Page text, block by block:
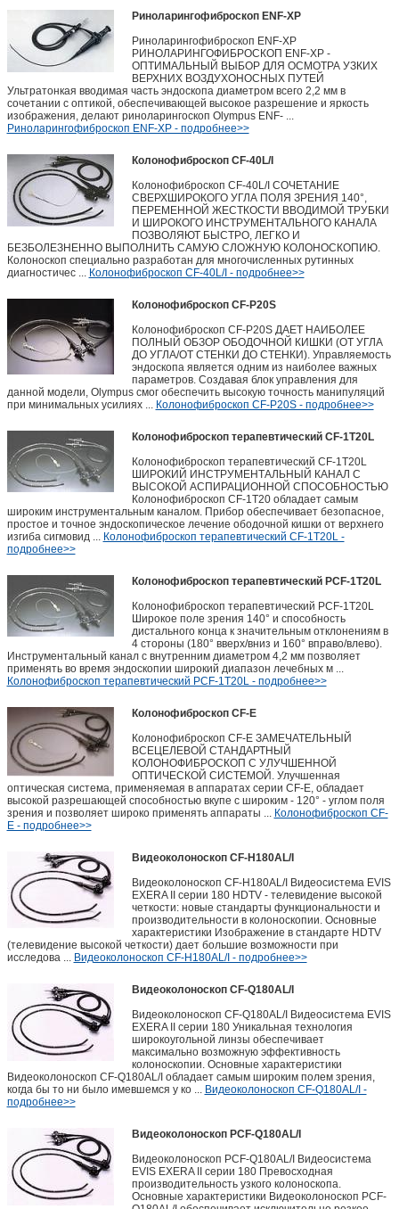
Риноларингофиброскоп ENF-XP
Риноларингофиброскоп ENF-XP
РИНОЛАРИНГОФИБРОСКОП ENF-XP -
ОПТИМАЛЬНЫЙ ВЫБОР ДЛЯ ОСМОТРА УЗКИХ
ВЕРХНИХ ВОЗДУХОНОСНЫХ ПУТЕЙ
Ультратонкая вводимая часть эндоскопа диаметром всего 2,2 мм в
сочетании с оптикой, обеспечивающей высокое разрешение и яркость
изображения, делают риноларингоскоп Olympus ENF- ...
Риноларингофиброскоп ENF-XP - подробнее>>
Колонофиброскоп CF-40L/I
Колонофиброскоп CF-40L/I СОЧЕТАНИЕ
СВЕРХШИРОКОГО УГЛА ПОЛЯ ЗРЕНИЯ 140°,
ПЕРЕМЕННОЙ ЖЕСТКОСТИ ВВОДИМОЙ ТРУБКИ
И ШИРОКОГО ИНСТРУМЕНТАЛЬНОГО КАНАЛА
ПОЗВОЛЯЮТ БЫСТРО, ЛЕГКО И
БЕЗБОЛЕЗНЕННО ВЫПОЛНИТЬ САМУЮ СЛОЖНУЮ КОЛОНОСКОПИЮ.
Колоноскоп специально разработан для многочисленных рутинных
диагностичес ... Колонофиброскоп CF-40L/I - подробнее>>
Колонофиброскоп CF-P20S
Колонофиброскоп CF-P20S ДАЕТ НАИБОЛЕЕ
ПОЛНЫЙ ОБЗОР ОБОДОЧНОЙ КИШКИ (ОТ УГЛА
ДО УГЛА/ОТ СТЕНКИ ДО СТЕНКИ). Управляемость
эндоскопа является одним из наиболее важных
параметров. Создавая блок управления для
данной модели, Olympus смог обеспечить высокую точность манипуляций
при минимальных усилиях ... Колонофиброскоп CF-P20S - подробнее>>
Колонофиброскоп терапевтический CF-1T20L
Колонофиброскоп терапевтический CF-1T20L
ШИРОКИЙ ИНСТРУМЕНТАЛЬНЫЙ КАНАЛ С
ВЫСОКОЙ АСПИРАЦИОННОЙ СПОСОБНОСТЬЮ
Колонофиброскоп CF-1Т20 обладает самым
широким инструментальным каналом. Прибор обеспечивает безопасное,
простое и точное эндоскопическое лечение ободочной кишки от верхнего
изгиба сигмовид ... Колонофиброскоп терапевтический CF-1T20L -
подробнее>>
Колонофиброскоп терапевтический PCF-1T20L
Колонофиброскоп терапевтический PCF-1T20L
Широкое поле зрения 140° и способность
дистального конца к значительным отклонениям в
4 стороны (180° вверх/вниз и 160° вправо/влево).
Инструментальный канал с внутренним диаметром 4,2 мм позволяет
применять во время эндоскопии широкий диапазон лечебных м ...
Колонофиброскоп терапевтический PCF-1T20L - подробнее>>
Колонофиброскоп CF-E
Колонофиброскоп CF-E ЗАМЕЧАТЕЛЬНЫЙ
ВСЕЦЕЛЕВОЙ СТАНДАРТНЫЙ
КОЛОНОФИБРОСКОП С УЛУЧШЕННОЙ
ОПТИЧЕСКОЙ СИСТЕМОЙ. Улучшенная
оптическая система, применяемая в аппаратах серии CF-E, обладает
высокой разрешающей способностью вкупе с широким - 120° - углом поля
зрения и позволяет широко применять аппараты ... Колонофиброскоп CF-
E - подробнее>>
Видеоколоноскоп CF-H180AL/I
Видеоколоноскоп CF-H180AL/I Видеосистема EVIS
EXERA II серии 180 HDTV - телевидение высокой
четкости: новые стандарты функциональности и
производительности в колоноскопии. Основные
характеристики Изображение в стандарте HDTV
(телевидение высокой четкости) дает большие возможности при
исследова ... Видеоколоноскоп CF-H180AL/I - подробнее>>
Видеоколоноскоп CF-Q180AL/I
Видеоколоноскоп CF-Q180AL/I Видеосистема EVIS
EXERA II серии 180 Уникальная технология
широкоугольной линзы обеспечивает
максимально возможную эффективность
колоноскопии. Основные характеристики
Видеоколоноскоп CF-Q180AL/I обладает самым широким полем зрения,
когда бы то ни было имевшемся у ко ... Видеоколоноскоп CF-Q180AL/I -
подробнее>>
Видеоколоноскоп PCF-Q180AL/I
Видеоколоноскоп PCF-Q180AL/I Видеосистема
EVIS EXERA II серии 180 Превосходная
производительность узкого колоноскопа.
Основные характеристики Видеоколоноскоп PCF-